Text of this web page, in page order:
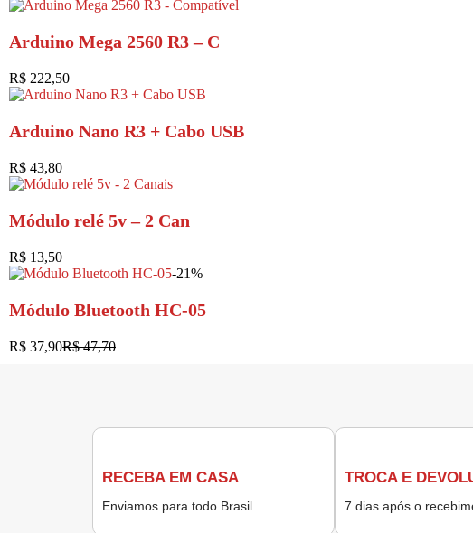
Arduino Mega 2560 R3 – C
R$ 222,50
Arduino Nano R3 + Cabo USB
R$ 43,80
Módulo relé 5v – 2 Can
R$ 13,50
-21%
Módulo Bluetooth HC-05
R$47,70
R$ 37,90
RECEBA EM CASA
Enviamos para todo Brasil
TROCA E
7 dias após o